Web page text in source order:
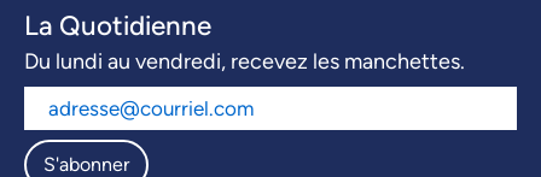
La Quotidienne
Du lundi au vendredi, recevez les manchettes.
S'abonner